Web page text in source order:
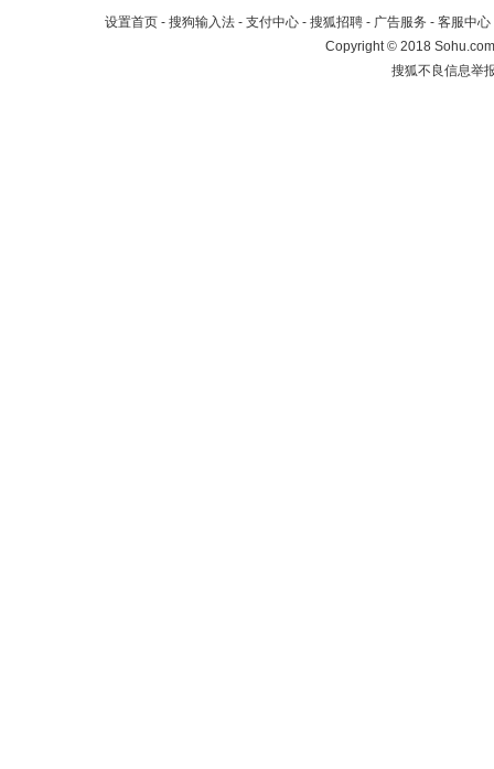
设置首页 - 搜狗输入法 - 支付中心 - 搜狐招聘 - 广告服务 - 客服中心
Copyright©2018
搜狐不良信息举